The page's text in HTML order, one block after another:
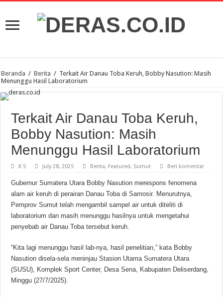
Beranda / Berita / Terkait Air Danau Toba Keruh, Bobby Nasution: Masih
Menunggu Hasil Laboratorium
Terkait Air Danau Toba Keruh,
Bobby Nasution: Masih
Menunggu Hasil Laboratorium
K S July 28, 2025 Berita, Featured, Sumut Beri komentar
Gubernur Sumatera Utara Bobby Nasution merespons fenomena
alam air keruh di perairan Danau Toba di Samosir. Menurutnya,
Pemprov Sumut telah mengambil sampel air untuk diteliti di
laboratorium dan masih menunggu hasilnya untuk mengetahui
penyebab air Danau Toba tersebut keruh.
“Kita lagi menunggu hasil lab-nya, hasil penelitian,” kata Bobby
Nasution disela-sela meninjau Stasion Utama Sumatera Utara
(SUSU), Komplek Sport Center, Desa Sena, Kabupaten Deliserdang,
Minggu (27/7/2025).